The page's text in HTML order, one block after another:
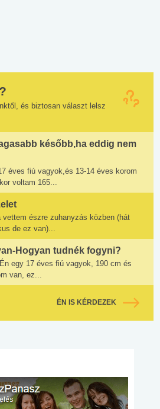
és biztosan választ lelsz
később,ha eddig nem
éves fiú vagyok,és 13-14 éves korom
voltam 165...
vettem észre zuhanyzás közben (hát
de ez van)...
Hogyan tudnék fogyni?
egy 17 éves fiú vagyok, 190 cm és
van, ez...
ÉN IS KÉRDEZEK